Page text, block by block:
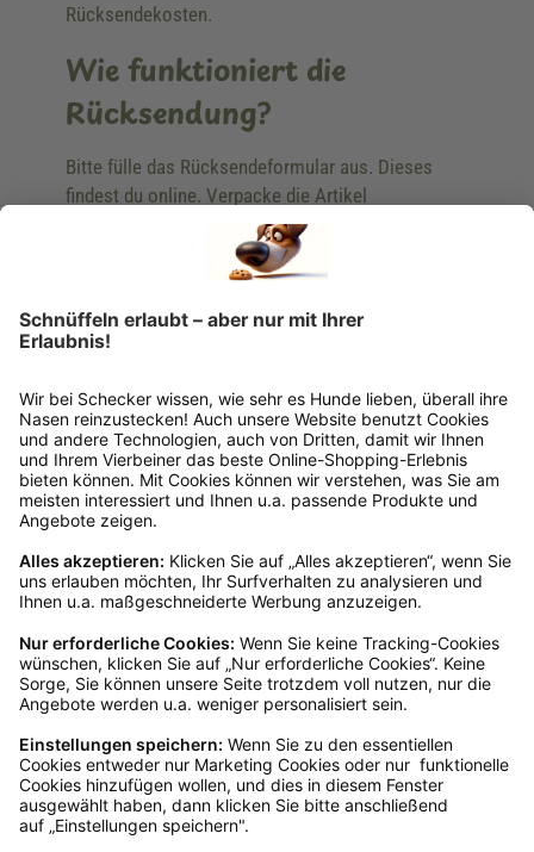
Rücksendekosten.
Wie funktioniert die
Rücksendung?
Bitte fülle das Rücksendeformular aus. Dieses
findest du online. Verpacke die Artikel
anschließend sicher und klebe das
Rücksendeetikett auf das Paket. Dieses kannst du
dir in deinem Kundenkonto anfordern. Hast du als
Gast bestellt, schreibe uns eine Email an
verkauf@schecker.de oder rufe zu unseren
Rücksendeetikett zukommen.
Kundenservice
Mo – Fr 9 – 17 Uhr, Sa 9 – 13 Uhr
Ruf uns an
04942-60 64 080
Schreibe uns
verkauf@schecker.de